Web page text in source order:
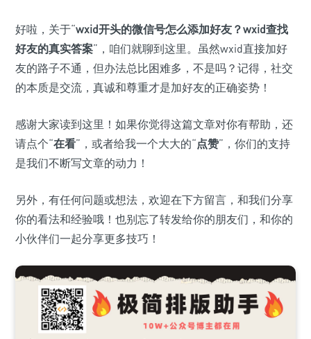
好啦，关于“wxid开头的微信号怎么添加好友？wxid查找
好友的真实答案”，咱们就聊到这里。虽然wxid直接加好
友的路子不通，但办法总比困难多，不是吗？记得，社交
的本质是交流，真诚和尊重才是加好友的正确姿势！
感谢大家读到这里！如果你觉得这篇文章对你有帮助，还
请点个“在看”，或者给我一个大大的“点赞”，你们的支持
是我们不断写文章的动力！
另外，有任何问题或想法，欢迎在下方留言，和我们分享
你的看法和经验哦！也别忘了转发给你的朋友们，和你的
小伙伴们一起分享更多技巧！